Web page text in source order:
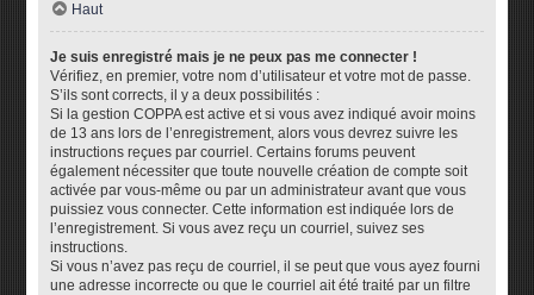
Haut
Je suis enregistré mais je ne peux pas me connecter !
Vérifiez, en premier, votre nom d’utilisateur et votre mot de passe.
S’ils sont corrects, il y a deux possibilités :
Si la gestion COPPA est active et si vous avez indiqué avoir moins
de 13 ans lors de l’enregistrement, alors vous devrez suivre les
instructions reçues par courriel. Certains forums peuvent
également nécessiter que toute nouvelle création de compte soit
activée par vous-même ou par un administrateur avant que vous
puissiez vous connecter. Cette information est indiquée lors de
l’enregistrement. Si vous avez reçu un courriel, suivez ses
instructions.
Si vous n’avez pas reçu de courriel, il se peut que vous ayez fourni
une adresse incorrecte ou que le courriel ait été traité par un filtre